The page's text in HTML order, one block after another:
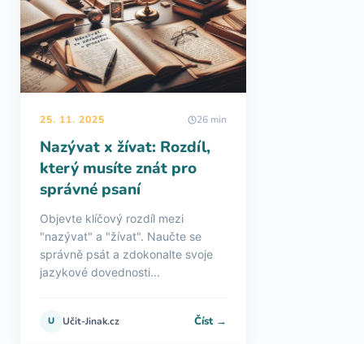
25. 11. 2025 26 min
Nazývat x žívat: Rozdíl,
který musíte znát pro
správné psaní
Objevte klíčový rozdíl mezi
"nazývat" a "žívat". Naučte se
správně psát a zdokonalte svoje
jazykové dovednosti...
U Učit-Jinak.cz Číst →